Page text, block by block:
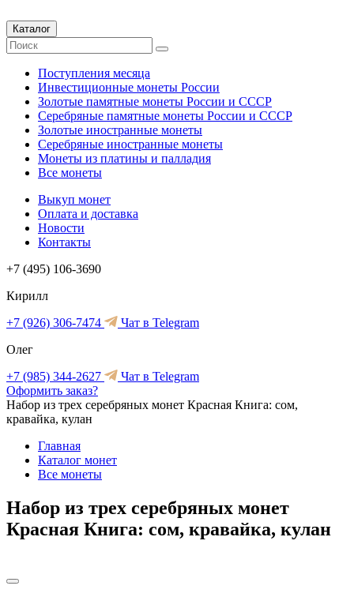
Каталог
Поступления месяца
Инвестиционные монеты России
Золотые памятные монеты России и СССР
Серебряные памятные монеты России и СССР
Золотые иностранные монеты
Серебряные иностранные монеты
Монеты из платины и палладия
Все монеты
Выкуп монет
Оплата и доставка
Новости
Контакты
+7 (495) 106-3690
Кирилл
+7 (926) 306-7474
Чат в Telegram
Олег
+7 (985) 344-2627
Чат в Telegram
Оформить заказ?
Набор из трех серебряных монет Красная Книга: сом,
кравайка, кулан
Главная
Каталог монет
Все монеты
Набор из трех серебряных монет
Красная Книга: сом, кравайка, кулан